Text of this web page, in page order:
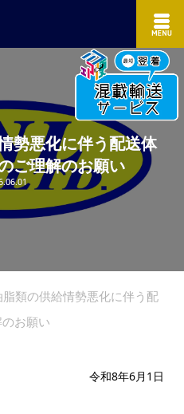
勢悪化に伴う配送体
ご理解のお願い
類の供給情勢悪化に伴う配
お願い
令和8年6月1日